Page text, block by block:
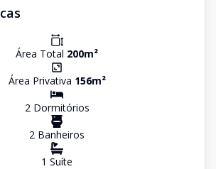
Área Total 200m²
Área Privativa 156m²
2Dormitórios
2 Banheiros
1 Suíte